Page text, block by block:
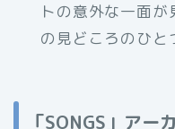
トの意外な一面
の見どころのひと
「SONGS」アー